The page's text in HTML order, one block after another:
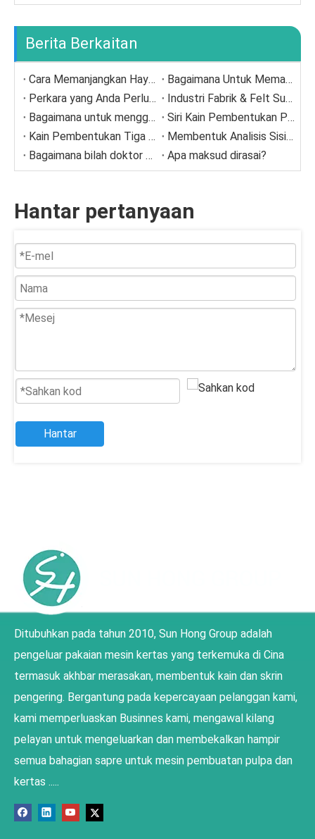
Berita Berkaitan
Cara Memanjangkan Hayat Perkhidmatan Membentuk Fabrik
Bagaimana Untuk Memasang Press Felt ?
Perkara yang Anda Perlu Tahu tentang Felt Lint ? Kenapa Dan Bagaimana Untuk Menyayanginya?
Industri Fabrik & Felt Sun Hong
Bagaimana untuk menggunakan kain pengering
Siri Kain Pembentukan Poliester Sun Hong
Kain Pembentukan Tiga Lapisan SSB Berpotensi Panjang untuk Kertas Budaya
Membentuk Analisis Sisihan Fabrik
Bagaimana bilah doktor pintar meningkatkan penyelenggaraan?
Apa maksud dirasai?
Hantar pertanyaan
Hantar
Ditubuhkan pada tahun 2010, Sun Hong Group adalah
pengeluar pakaian mesin kertas yang terkemuka di Cina
termasuk akhbar merasakan, membentuk kain dan skrin
pengering. Bergantung pada kepercayaan pelanggan kami,
kami memperluaskan Businnes kami, mengawal kilang
pelayan untuk mengeluarkan dan membekalkan hampir
semua bahagian sapre untuk mesin pembuatan pulpa dan
kertas .....